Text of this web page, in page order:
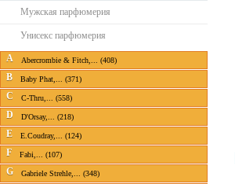
Мужская парфюмерия
Унисекс парфюмерия
A Abercrombie & Fitch,... (408)
B Baby Phat,... (371)
C C-Thru,... (558)
D D'Orsay,... (218)
E E.Coudray,... (124)
F Fabi,... (107)
G Gabriele Strehle,... (348)